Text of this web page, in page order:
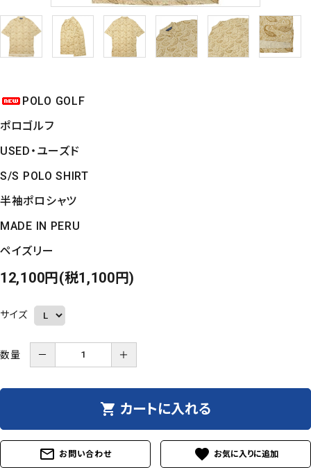
POLO GOLF
ポロゴルフ
USED・ユーズド
S/S POLO SHIRT
半袖ポロシャツ
MADE IN PERU
ペイズリー
12,100円(税1,100円)
サイズ
数量 － ＋
shopping_cart カートに入れる
mail_outline お問い合わせ favorite